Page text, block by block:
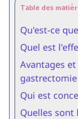
Table des
Qu'est-ce
Quel est
Avantages
gastrectomie
Qui est
Quelles sont